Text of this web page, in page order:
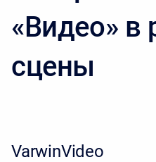
«Видео» в
сцены
VarwinVideo